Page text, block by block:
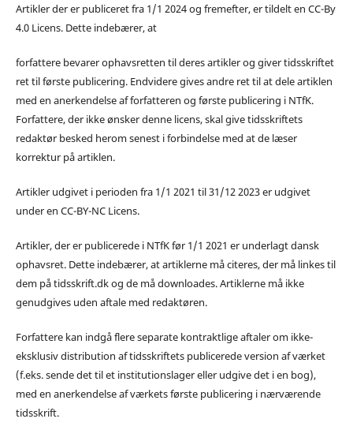
Artikler der er publiceret fra 1/1 2024 og fremefter, er tildelt en CC-By
4.0 Licens. Dette indebærer, at
forfattere bevarer ophavsretten til deres artikler og giver tidsskriftet
ret til første publicering. Endvidere gives andre ret til at dele artiklen
med en anerkendelse af forfatteren og første publicering i NTfK.
Forfattere, der ikke ønsker denne licens, skal give tidsskriftets
redaktør besked herom senest i forbindelse med at de læser
korrektur på artiklen.
Artikler udgivet i perioden fra 1/1 2021 til 31/12 2023 er udgivet
under en CC-BY-NC Licens.
Artikler, der er publicerede i NTfK før 1/1 2021 er underlagt dansk
ophavsret. Dette indebærer, at artiklerne må citeres, der må linkes til
dem på tidsskrift.dk og de må downloades. Artiklerne må ikke
genudgives uden aftale med redaktøren.
Forfattere kan indgå flere separate kontraktlige aftaler om ikke-
eksklusiv distribution af tidsskriftets publicerede version af værket
(f.eks. sende det til et institutionslager eller udgive det i en bog),
med en anerkendelse af værkets første publicering i nærværende
tidsskrift.